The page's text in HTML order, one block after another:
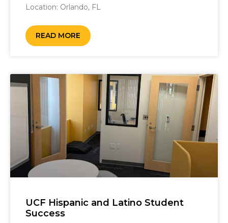
Location: Orlando, FL ‎ ‎
READ MORE
UCF Hispanic and Latino Student
Success